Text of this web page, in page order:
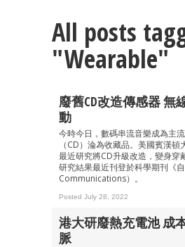
All posts
"Wearable"
廢舊CD改造傳感器 無
動
今時今日，數碼串流音樂成為主
（CD）淪為收藏品。美國賓漢頓
最近研究將CD升級改造，變身穿
研究結果最近刊登於科學期刊《
Communications）。
Posted July 28, 2022
港大研廢熱充電池 成
脈